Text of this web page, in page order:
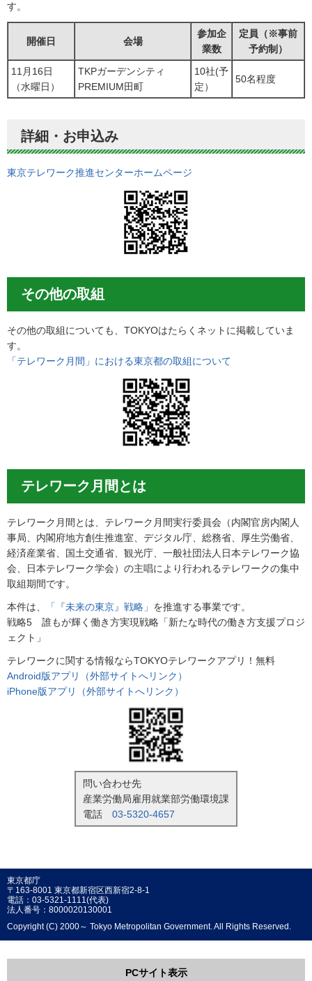
す。
開催日 会場
参加企
業数
定員（※事前
予約制）
11月16日
（水曜日）
TKPガーデンシティ
PREMIUM田町
10社(予
定）
50名程度
詳細・お申込み
東京テレワーク推進センターホームページ
その他の取組
その他の取組についても、TOKYOはたらくネットに掲載していま
す。
「テレワーク月間」における東京都の取組について
テレワーク月間とは
テレワーク月間とは、テレワーク月間実行委員会（内閣官房内閣人
事局、内閣府地方創生推進室、デジタル庁、総務省、厚生労働省、
経済産業省、国土交通省、観光庁、一般社団法人日本テレワーク協
会、日本テレワーク学会）の主唱により行われるテレワークの集中
取組期間です。
本件は、 「『未来の東京』戦略」 を推進する事業です。
戦略5 誰もが輝く働き方実現戦略「新たな時代の働き方支援プロジ
ェクト」
テレワークに関する情報ならTOKYOテレワークアプリ！無料
Android版アプリ（外部サイトへリンク）
iPhone版アプリ（外部サイトへリンク）
問い合わせ先
産業労働局雇用就業部労働環境課
電話 03-5320-4657
東京都庁
〒163-8001 東京都新宿区西新宿2-8-1
電話：03-5321-1111(代表)
法人番号：8000020130001
Copyright (C) 2000～ Tokyo Metropolitan Government. All Rights Reserved.
PCサイト表示